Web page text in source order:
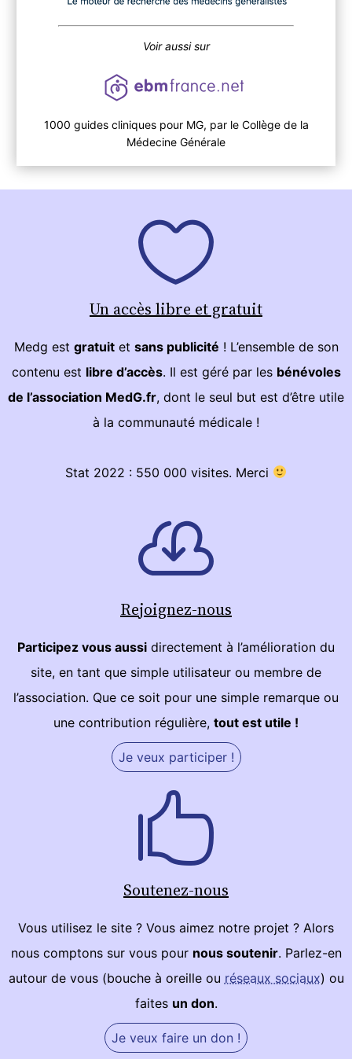
Voir aussi sur
1000 guides cliniques pour MG, par le Collège de la
Médecine Générale
Un accès libre et gratuit
Medg est gratuitet sans publicité ! L’ensemble de son
contenu est libre d’accès. Il est géré par les bénévoles
de l’association MedG.fr, dont le seul but est d’être utile
à la communauté médicale !
Stat 2022 : 550 000 visites. Merci
Rejoignez-nous
Participez vous aussi directement à l’amélioration du
site, en tant que simple utilisateur ou membre de
l’association. Que ce soit pour une simple remarque ou
une contribution régulière, tout est utile !
Je veux participer !
Soutenez-nous
Vous utilisez le site ? Vous aimez notre projet ? Alors
nous comptons sur vous pour nous soutenir. Parlez-en
autour de vous (bouche à oreille ou réseaux sociaux) ou
faites un don.
Je veux faire un don !